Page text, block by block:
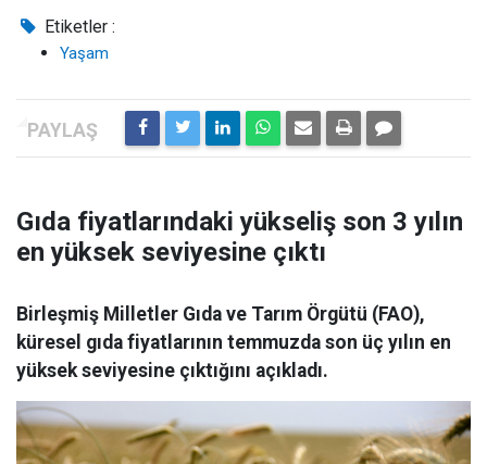
Etiketler :
Yaşam
Gıda fiyatlarındaki yükseliş son 3 yılın
en yüksek seviyesine çıktı
Birleşmiş Milletler Gıda ve Tarım Örgütü (FAO),
küresel gıda fiyatlarının temmuzda son üç yılın en
yüksek seviyesine çıktığını açıkladı.